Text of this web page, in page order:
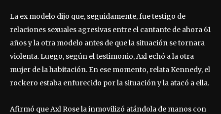
La ex modelo dijo que, seguidamente, fue testigo de
relaciones sexuales agresivas entre el cantante de ahora 61
años y la otra modelo antes de que la situación se tornara
violenta. Luego, según el testimonio, Axl echó a la otra
mujer de la habitación. En ese momento, relata Kennedy, el
rockero estaba enfurecido por la situación y la atacó a ella.
Afirmó que Axl Rose la inmovilizó atándola de manos con